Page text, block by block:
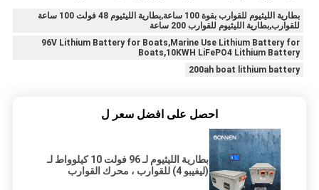
بطارية الليثيوم للقوارب بقوة 100 ساعة,بطارية الليثيوم 48 فولت 100 ساعة
للقوارب,بطارية الليثيوم للقوارب 200 ساعة
96V Lithium Battery for Boats,Marine Use Lithium Battery for
Boats,10KWH LiFePO4 Lithium Battery
200ah boat lithium battery
احصل على افضل سعر ل
بطارية الليثيوم لـ 96 فولت 10 كيلوواط لـ
(ليفيبو 4) للقوارب ، محرك القوارب